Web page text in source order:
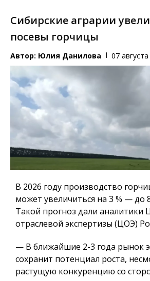
Сибирские аграрии
посевы горчицы
Автор: Юлия Данилова 07
В 2026 году производство
может увеличиться на 3 % — до
Такой прогноз дали аналитики
отраслевой экспертизы (ЦОЭ)
— В ближайшие 2-3 года рынок
сохранит потенциал роста,
растущую конкуренцию со